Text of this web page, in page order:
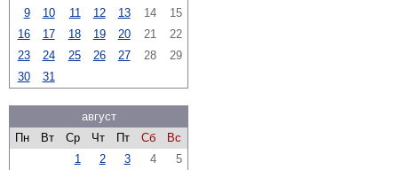
9
10 11 12 13 14
15
16
17 18 19 20 21
22
23
24 25 26 27 28
29
30
31
август
Пн
Вт Ср Чт Пт Сб
Вс
1
2 3 4 5